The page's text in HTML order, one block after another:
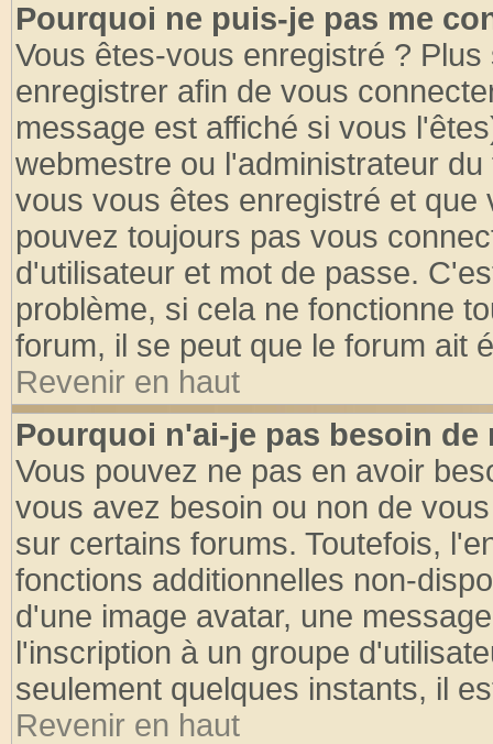
Pourquoi ne puis-je pas me
Vous êtes-vous enregistré ?
enregistrer afin de vous
message est affiché si vous
webmestre ou l'administrateur
vous vous êtes enregistré et
pouvez toujours pas vous
d'utilisateur et mot de passe.
problème, si cela ne fonctionne
forum, il se peut que le forum ait
Revenir en haut
Pourquoi n'ai-je pas besoin de
Vous pouvez ne pas en avoir
vous avez besoin ou non de
sur certains forums. Toutefois,
fonctions additionnelles non-
d'une image avatar, une
l'inscription à un groupe
seulement quelques instants, il
Revenir en haut